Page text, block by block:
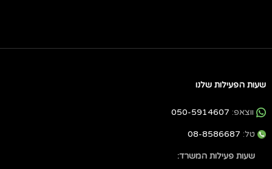
שעות הפעילות שלנו
ווצאפ: 050-5914607
טל: 08-8586687
שעות פעילות המשרד: